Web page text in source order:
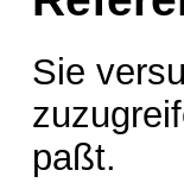
Sie
paßt.